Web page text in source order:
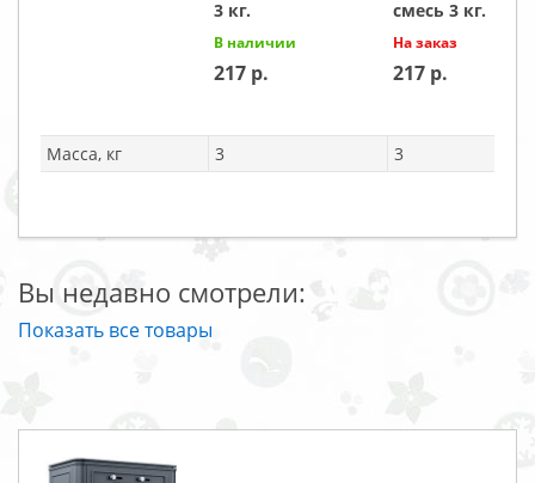
3 кг.
В наличии
217
смесь 3 кг.
На заказ
217
Масса, кг 3 3
Вы недавно смотрели:
Показать все товары